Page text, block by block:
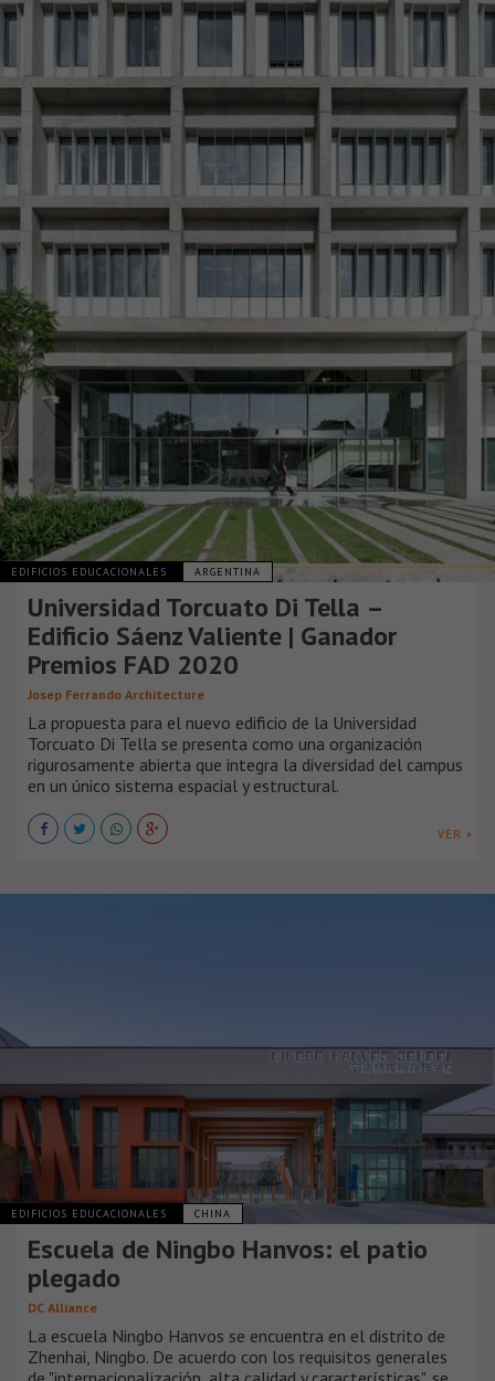
EDIFICIOS EDUCACIONALES ARGENTINA
Universidad Torcuato Di Tella –
Edificio Sáenz Valiente | Ganador
Premios FAD 2020
Josep Ferrando Architecture
La propuesta para el nuevo edificio de la Universidad
Torcuato Di Tella se presenta como una organización
rigurosamente abierta que integra la diversidad del campus
en un único sistema espacial y estructural.
VER +
EDIFICIOS EDUCACIONALES CHINA
Escuela de Ningbo Hanvos: el patio
plegado
DC Alliance
La escuela Ningbo Hanvos se encuentra en el distrito de
Zhenhai, Ningbo. De acuerdo con los requisitos generales